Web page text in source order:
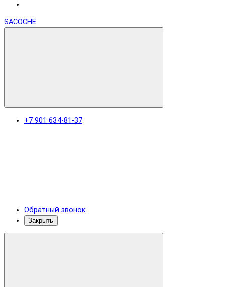
SACOCHE
+7 901 634-81-37
Обратный звонок
Закрыть